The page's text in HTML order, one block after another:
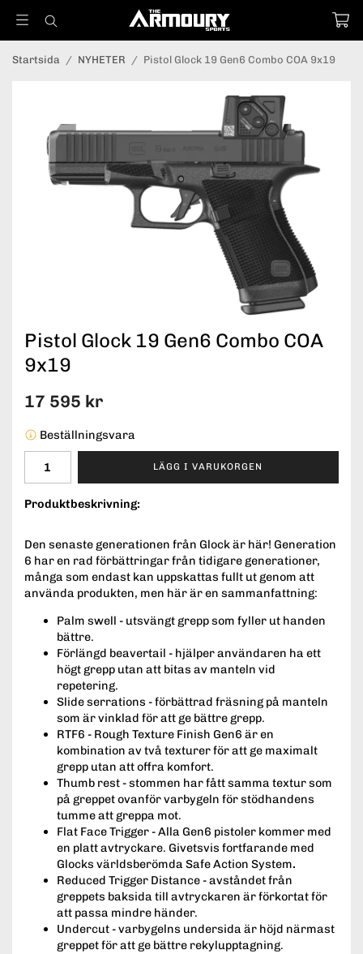
Startsida / NYHETER / Pistol Glock 19 Gen6 Combo COA 9x19
Pistol Glock 19 Gen6 Combo COA
9x19
17 595 kr
Beställningsvara
LÄGG I VARUKORGEN
Produktbeskrivning:
Den senaste generationen från Glock är här! Generation
6 har en rad förbättringar från tidigare generationer,
många som endast kan uppskattas fullt ut genom att
använda produkten, men här är en sammanfattning:
Palm swell - utsvängt grepp som fyller ut handen
bättre.
Förlängd beavertail - hjälper användaren ha ett
högt grepp utan att bitas av manteln vid
repetering.
Slide serrations - förbättrad fräsning på manteln
som är vinklad för att ge bättre grepp.
RTF6 - Rough Texture Finish Gen6 är en
kombination av två texturer för att ge maximalt
grepp utan att offra komfort.
Thumb rest - stommen har fått samma textur som
på greppet ovanför varbygeln för stödhandens
tumme att greppa mot.
Flat Face Trigger - Alla Gen6 pistoler kommer med
en platt avtryckare. Givetsvis fortfarande med
Glocks världsberömda Safe Action System.
Reduced Trigger Distance - avståndet från
greppets baksida till avtryckaren är förkortat för
att passa mindre händer.
Undercut - varbygelns undersida är höjd närmast
greppet för att ge bättre rekylupptagning.